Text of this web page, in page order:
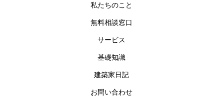
私たちのこと
無料相談窓口
サービス
基礎知識
建築家日記
お問い合わせ